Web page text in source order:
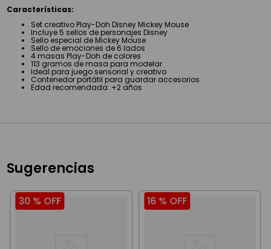
Características:
Set creativo Play-Doh Disney Mickey Mouse
Incluye 5 sellos de personajes Disney
Sello especial de Mickey Mouse
Sello de emociones de 6 lados
4 masas Play-Doh de colores
113 gramos de masa para modelar
Ideal para juego sensorial y creativo
Contenedor portátil para guardar accesorios
Edad recomendada: +2 años
Sugerencias
30 % OFF 16 % OFF